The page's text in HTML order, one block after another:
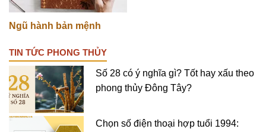
Ngũ hành bản mệnh
TIN TỨC PHONG THỦY
Số 28 có ý nghĩa gì? Tốt hay xấu theo
phong thủy Đông Tây?
Chọn số điện thoại hợp tuổi 1994: